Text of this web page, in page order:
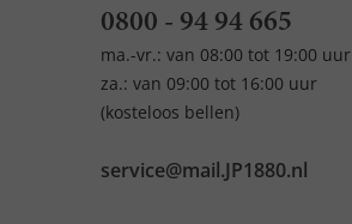
0800 - 94 94 665
ma.-vr.: van 08:00 tot 19:00 uur
za.: van 09:00 tot 16:00 uur
(kosteloos bellen)
service@mail.JP1880.nl